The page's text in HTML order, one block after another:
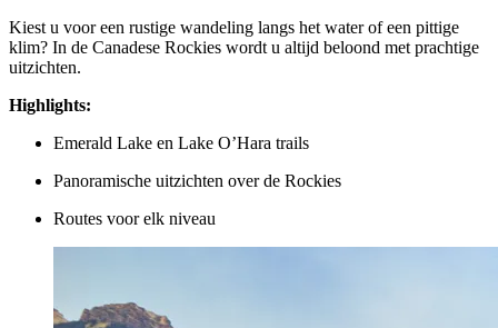
Kiest u voor een rustige wandeling langs het water of een pittige
klim? In de Canadese Rockies wordt u altijd beloond met prachtige
uitzichten.
Highlights:
Emerald Lake en Lake O’Hara trails
Panoramische uitzichten over de Rockies
Routes voor elk niveau